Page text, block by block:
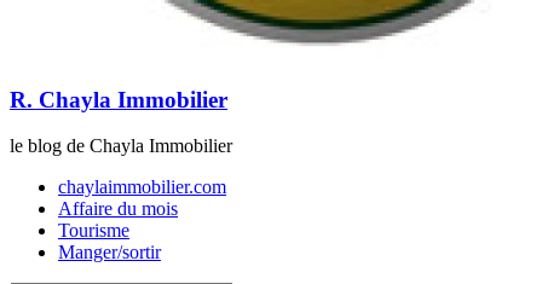
R. Chayla Immobilier
le blog de Chayla Immobilier
chaylaimmobilier.com
Affaire du mois
Tourisme
Manger/sortir